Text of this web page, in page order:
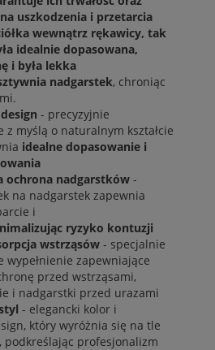
uszkodzenia i przetarcia
wewnątrz rękawicy, tak
idealnie dopasowana,
i była lekka
nadgarstek, chroniąc
- precyzyjnie
z myślą o naturalnym kształcie
idealne dopasowanie i
ochrona nadgarstków -
na nadgarstek zapewnia
i
ryzyko kontuzji
wstrząsów - specjalnie
wypełnienie zapewniające
przed wstrząsami,
i nadgarstki przed urazami
- elegancki kolor i
który wyróżnia się na tle
podkreślając profesjonalizm